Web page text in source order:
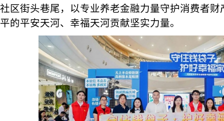
社区街头巷尾，以专业养老金融力量守护消费者
平的平安天河、幸福天河贡献坚实力量。